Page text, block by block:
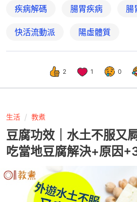
疾病解碼 腸胃疾病 腸
快活流動派 陽虛體質
2 1 0
生活 教煮
豆腐功效｜水土不服又
吃當地豆腐解決+原因